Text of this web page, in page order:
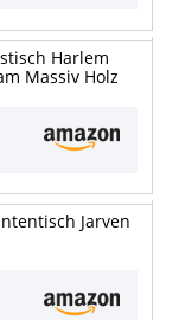
Harlem
Massiv Holz
Jarven